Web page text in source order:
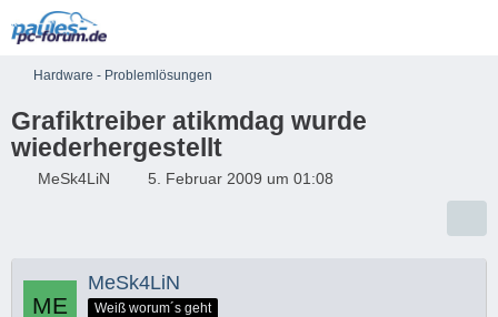
Hardware - Problemlösungen
Grafiktreiber atikmdag wurde
wiederhergestellt
MeSk4LiN 5. Februar 2009 um 01:08
MeSk4LiN
Weiß worum´s geht